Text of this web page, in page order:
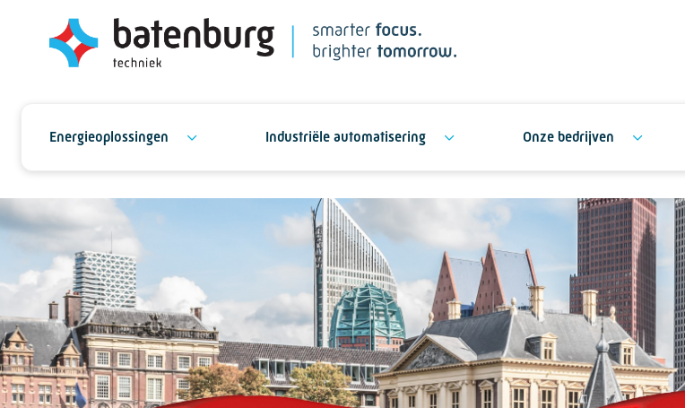
Energieoplossingen Industriële automatisering Onze bedrijven